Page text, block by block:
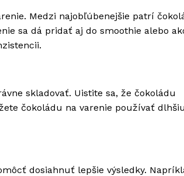
Medzi najobľúbenejšie patrí
sa dá pridať aj do smoothie alebo
skladovať. Uistite sa, že čokoládu
čokoládu na varenie používať
dosiahnuť lepšie výsledky.